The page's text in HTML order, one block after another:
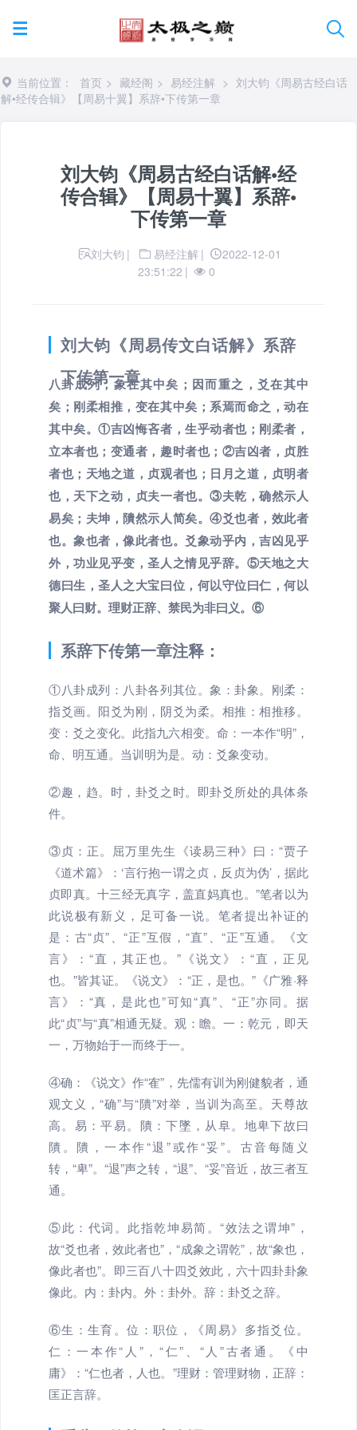
当前位置： 首页 > 藏经阁 > 易经注解 > 刘大钧《周易古经白话
解•经传合辑》【周易十翼】系辞•下传第一章
刘大钧《周易古经白话解•经
传合辑》【周易十翼】系辞•
下传第一章
刘大钧 | 易经注解 |
2022-12-01
23:51:22 | 0
刘大钧《周易传文白话解》系辞
下传第一章
八卦成列，象在其中矣；因而重之，爻在其中
矣；刚柔相推，变在其中矣；系焉而命之，动在
其中矣。①吉凶悔吝者，生乎动者也；刚柔者，
立本者也；变通者，趣时者也；②吉凶者，贞胜
者也；天地之道，贞观者也；日月之道，贞明者
也，天下之动，贞夫一者也。③夫乾，确然示人
易矣；夫坤，隤然示人简矣。④爻也者，效此者
也。象也者，像此者也。爻象动乎内，吉凶见乎
外，功业见乎变，圣人之情见乎辞。⑤天地之大
德曰生，圣人之大宝曰位，何以守位曰仁，何以
聚人曰财。理财正辞、禁民为非曰义。⑥
系辞下传第一章注释：
①八卦成列：八卦各列其位。象：卦象。刚柔：
指爻画。阳爻为刚，阴爻为柔。相推：相推移。
变：爻之变化。此指九六相变。命：一本作“明”，
命、明互通。当训明为是。动：爻象变动。
②趣，趋。时，卦爻之时。即卦爻所处的具体条
件。
③贞：正。屈万里先生《读易三种》曰：“贾子
《道术篇》：‘言行抱一谓之贞，反贞为伪’，据此
贞即真。十三经无真字，盖直妈真也。”笔者以为
此说极有新义，足可备一说。笔者提出补证的
是：古“贞”、“正”互假，“直”、“正”互通。《文
言》：“直，其正也。”《说文》：“直，正见
也。”皆其证。《说文》：“正，是也。”《广雅·释
言》：“真，是此也”可知“真”、“正”亦同。据
此“贞”与“真”相通无疑。观：瞻。一：乾元，即天
一，万物始于一而终于一。
④确：《说文》作“隺”，先儒有训为刚健貌者，通
观文义，“确”与“隤”对举，当训为高至。天尊故
高。易：平易。隤：下墜，从阜。地卑下故曰
隤。隤，一本作“退”或作“妥”。古音每随义
转，“卑”。“退”声之转，“退”、“妥”音近，故三者互
通。
⑤此：代词。此指乾坤易简。“效法之谓坤”，
故“爻也者，效此者也”，“成象之谓乾”，故“象也，
像此者也”。即三百八十四爻效此，六十四卦卦象
像此。内：卦内。外：卦外。辞：卦爻之辞。
⑥生：生育。位：职位，《周易》多指爻位。
仁：一本作“人”，“仁”、“人”古者通。《中
庸》：“仁也者，人也。”理财：管理财物，正辞：
匡正言辞。